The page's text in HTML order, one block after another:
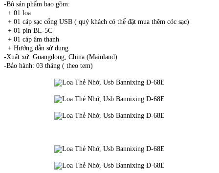
-Bộ sản phẩm bao gồm:
+ 01 loa
+ 01 cáp sạc cổng USB ( quý khách có thể đặt mua thêm cóc sạc)
+ 01 pin BL-5C
+ 01 cáp âm thanh
+ Hướng dẫn sử dụng
-Xuất xứ: Guangdong, China (Mainland)
-Bảo hành: 03 tháng ( theo tem)